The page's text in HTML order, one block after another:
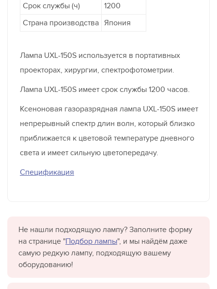
Срок службы (ч)
1200
Страна производства Япония
Лампа UXL-150S используется в портативных
проекторах, хирургии, спектрофотометрии.
Лампа UXL-150S имеет срок службы 1200 часов.
Ксеноновая газоразрядная лампа UXL-150S имеет
непрерывный спектр длин волн, который близко
приближается к цветовой температуре дневного
света и имеет сильную цветопередачу.
Спецификация
Не нашли подходящую лампу? Заполните форму
на странице "Подбор лампы", и мы найдём даже
самую редкую лампу, подходящую вашему
оборудованию!